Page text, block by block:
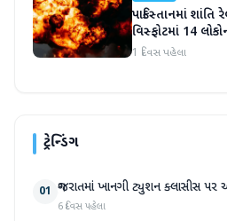
પાકિસ્તાનમાં શાંતિ
વિસ્ફોટમાં 14
1 દિવસ પહેલા
ટ્રેન્ડિંગ
01 ગુજરાતમાં ખાનગી ટ્યુશન ક્લાસીસ
6 દિવસ પહેલા